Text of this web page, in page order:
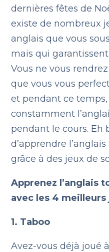
dernières fêtes de
existe de nombreux
anglais que vous
mais qui
Vous ne vous
que vous vous
et pendant ce
constamment
pendant le cours. Eh
d’apprendre
grâce à des jeux de
Apprenez l’anglais
avec les 4
1. Taboo
Avez-vous déjà joué